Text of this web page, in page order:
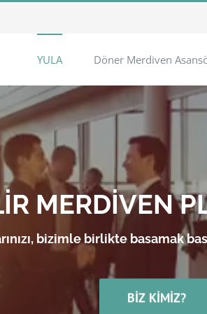
YULA Döner Merdiven
MERDİVEN
bizimle birlikte basamak
BIZ KIMIZ?